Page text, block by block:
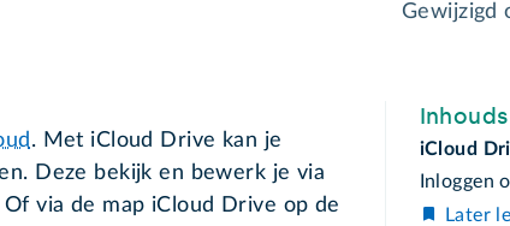
Gewijzigd
. Met iCloud Drive kan je
Deze bekijk en bewerk je via
via de map iCloud Drive op de
iCloud
Inloggen
Later